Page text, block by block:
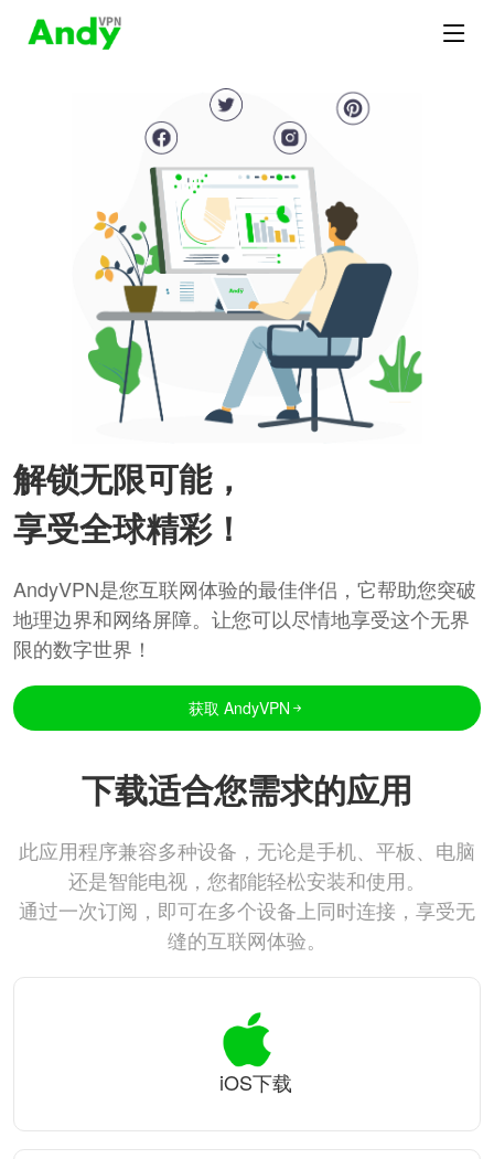
解锁无限可能，
享受全球精彩！
AndyVPN是您互联网体验的最佳伴侣，它帮助您突破
地理边界和网络屏障。让您可以尽情地享受这个无界
限的数字世界！
获取 AndyVPN
下载适合您需求的应用
此应用程序兼容多种设备，无论是手机、平板、电脑
还是智能电视，您都能轻松安装和使用。
通过一次订阅，即可在多个设备上同时连接，享受无
缝的互联网体验。
iOS下载